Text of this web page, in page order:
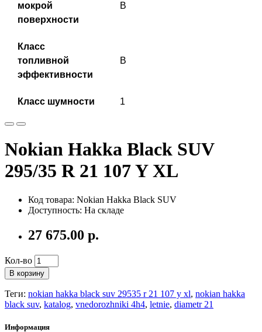
мокрой
поверхности
B
Класс
топливной
эффективности
B
Класс шумности 1
Nokian Hakka Black SUV
295/35 R 21 107 Y XL
Код товара: Nokian Hakka Black SUV
Доступность: На складе
27 675.00 р.
Кол-во
В корзину
Теги: nokian hakka black suv 29535 r 21 107 y xl, nokian hakka
black suv, katalog, vnedorozhniki 4h4, letnie, diametr 21
Информация